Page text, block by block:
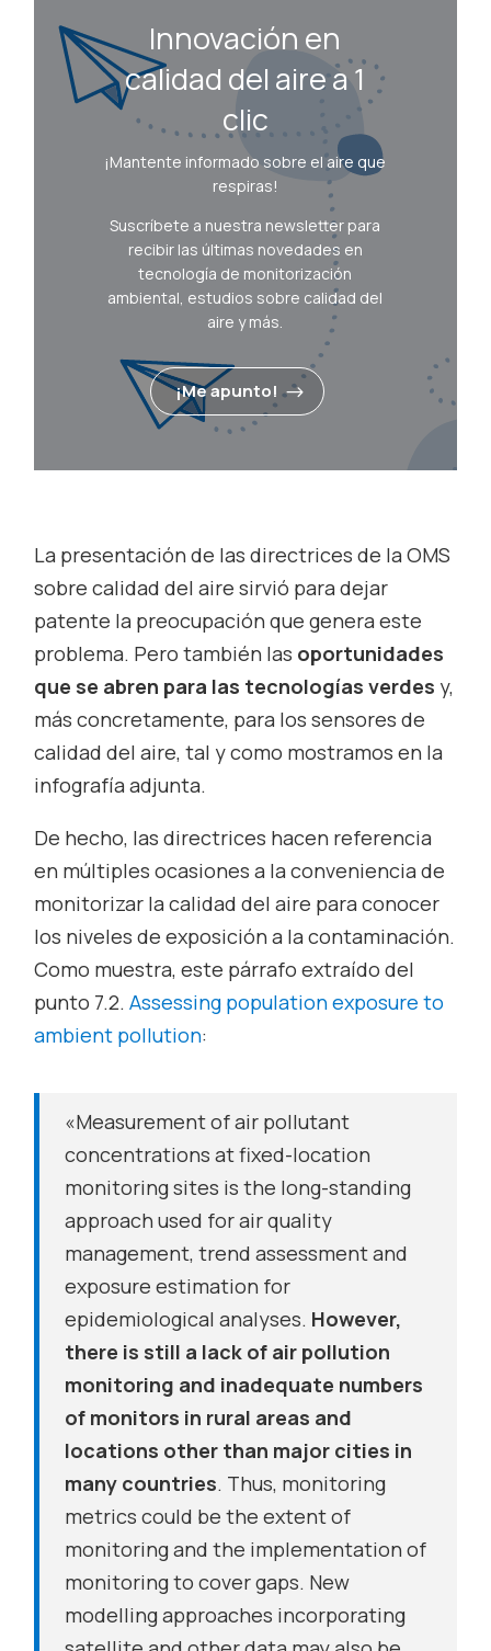
Innovación en
calidad del aire a 1
clic
¡Mantente informado sobre el aire que
respiras!
Suscríbete a nuestra newsletter para
recibir las últimas novedades en
tecnología de monitorización
ambiental, estudios sobre calidad del
aire y más.
¡Me apunto!
La presentación de las directrices de la OMS
sobre calidad del aire sirvió para dejar
patente la preocupación que genera este
problema. Pero también las oportunidades
que se abren para las tecnologías verdes y,
más concretamente, para los sensores de
calidad del aire, tal y como mostramos en la
infografía adjunta.
De hecho, las directrices hacen referencia
en múltiples ocasiones a la conveniencia de
monitorizar la calidad del aire para conocer
los niveles de exposición a la contaminación.
Como muestra, este párrafo extraído del
punto 7.2.Assessing population exposure to
ambient pollution:
«Measurement of air pollutant
concentrations at fixed-location
monitoring sites is the long-standing
approach used for air quality
management, trend assessment and
exposure estimation for
epidemiological analyses. However,
there is still a lack of air pollution
monitoring and inadequate numbers
of monitors in rural areas and
locations other than major cities in
many countries. Thus, monitoring
metrics could be the extent of
monitoring and the implementation of
monitoring tocover gaps. New
modelling approaches incorporating